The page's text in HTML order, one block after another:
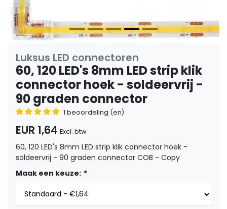
Luksus LED connectoren
60, 120 LED's 8mm LED strip klik
connector hoek - soldeervrij -
90 graden connector
1 beoordeling (en)
EUR 1,64 Excl. btw
60, 120 LED's 8mm LED strip klik connector hoek -
soldeervrij - 90 graden connector COB - Copy
Maak een keuze: *